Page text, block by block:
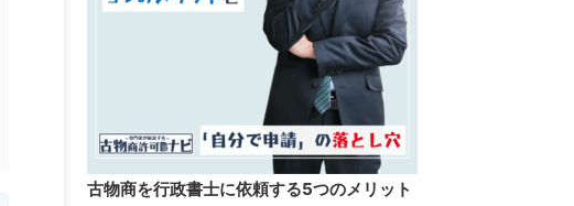
古物商を行政書士に依頼する5つのメリット